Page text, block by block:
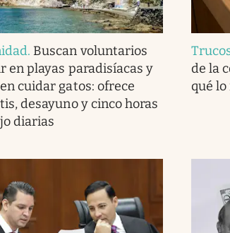
. Buscan voluntarios
en playas paradisíacas y
cuidar gatos: ofrece
desayuno y cinco horas
diarias
de la
qué